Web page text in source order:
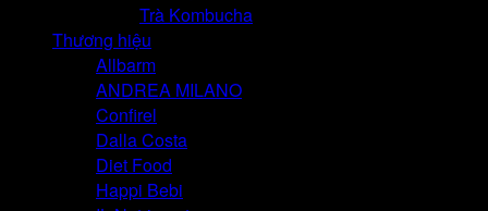
Trà Kombucha
Thương hiệu
Allbarm
ANDREA MILANO
Confirel
Dalla Costa
Diet Food
Happi Bebi